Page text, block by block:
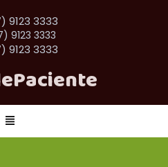
9123 3333
9123 3333
9123 3333